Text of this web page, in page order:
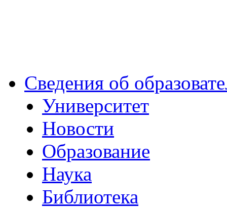
Сведения об
Университет
Новости
Образование
Наука
Библиотека